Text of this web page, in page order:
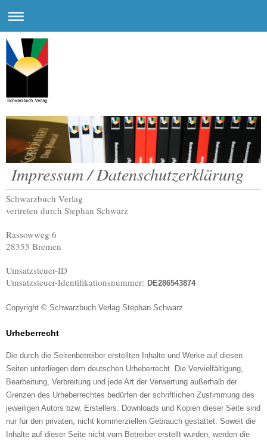
Impressum / Datenschutzerklärung
Schwarzbuch Verlag
vertreten durch Stephan Schwarz
Rassowweg 6
28355 Bremen
Umsatzsteuer-ID
Umsatzsteuer-Identifikationsnummer: DE286543874
Copyright © Schwarzbuch Verlag Stephan Schwarz
Urheberrecht
Die durch die Seitenbetreiber erstellten Inhalte und Werke auf diesen
Seiten unterliegen dem deutschen Urheberrecht. Die Vervielfältigung,
Bearbeitung, Verbreitung und jede Art der Verwertung außerhalb der
Grenzen des Urheberrechtes bedürfen der schriftlichen Zustimmung des
jeweiligen Autors bzw. Erstellers. Downloads und Kopien dieser Seite sind
nur für den privaten, nicht kommerziellen Gebrauch gestattet. Soweit die
Inhalte auf dieser Seite nicht vom Betreiber erstellt wurden, werden die